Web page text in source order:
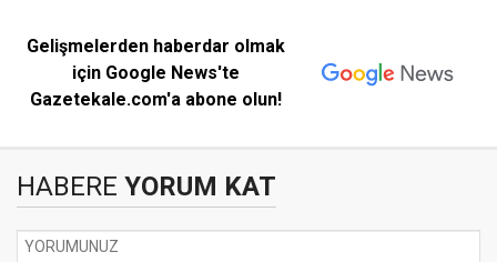
Gelişmelerden haberdar olmak
için Google News'te
Gazetekale.com'a abone olun!
HABERE YORUM KAT